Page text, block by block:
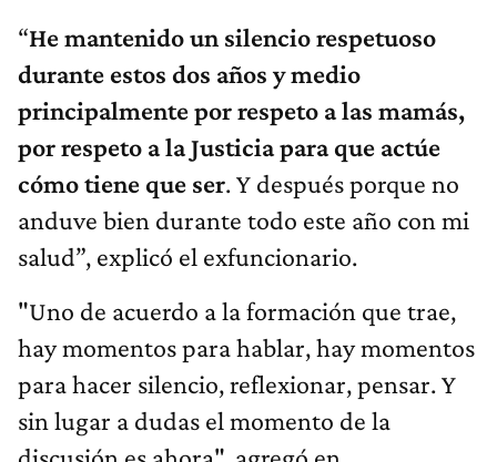
“He mantenido un silencio respetuoso
durante estos dos años y medio
principalmente por respeto a las mamás,
por respeto a la Justicia para que actúe
cómo tiene que ser. Y después porque no
anduve bien durante todo este año con mi
salud”, explicó el exfuncionario.
"Uno de acuerdo a la formación que trae,
hay momentos para hablar, hay momentos
para hacer silencio, reflexionar, pensar. Y
sin lugar a dudas el momento de la